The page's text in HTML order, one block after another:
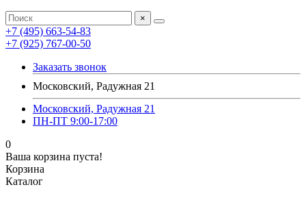
×
+7 (495) 663-54-83
+7 (925) 767-00-50
Заказать звонок
Московский, Радужная 21
Московский, Радужная 21
ПН-ПТ 9:00-17:00
0
Ваша корзина пуста!
Корзина
Каталог